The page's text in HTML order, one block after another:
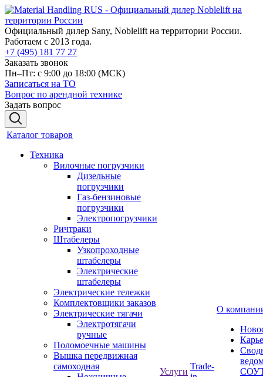
Официальный дилер Sany, Noblelift на территории России.
Работаем с 2013 года.
+7 (495) 181 77 27
Заказать звонок
Пн–Пт: с 9:00 до 18:00 (МСК)
Записаться на ТО
Вопрос по арендной технике
Задать вопрос
Каталог товаров
Техника
Вилочные погрузчики
Дизельные
погрузчики
Газ-бензиновые
погрузчики
Электропогрузчики
Ричтраки
Штабелеры
Узкопроходные
штабелеры
Электрические
штабелеры
Электрические тележки
Комплектовщики заказов
Электрические тягачи
Электротягачи
ручные
Поломоечные машины
Вышка передвижная
самоходная
Услуги
Trade-
О